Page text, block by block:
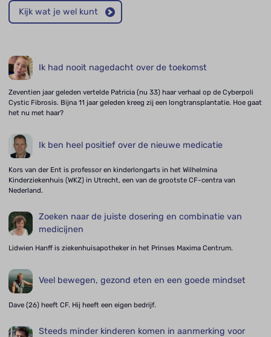
Kijk wat je wel kunt
Ik had nooit nagedacht over de toekomst
Zeventien jaar geleden vertelde Patricia (nu 33) haar verhaal op de Cyberpoli
Cystic Fibrosis. Bijna 11 jaar geleden kreeg zij een longtransplantatie. Hoe gaat
het nu met haar?
Ik ben heel positief over de nieuwe medicatie
Kors van der Ent is professor en kinderlongarts in het Wilhelmina
Kinderziekenhuis (WKZ) in Utrecht, een van de grootste CF-centra van
Nederland.
Zoeken naar de juiste dosering en combinatie van
medicijnen
Lidwien Hanff is ziekenhuisapotheker in het Prinses Maxima Centrum.
Veel bewegen, gezond eten en een goede mindset
Dave (26) heeft CF. Hij heeft een eigen bedrijf.
Steeds minder kinderen komen in aanmerking voor